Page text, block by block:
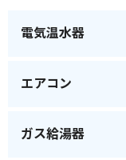
電気温水器
エアコン
ガス給湯器